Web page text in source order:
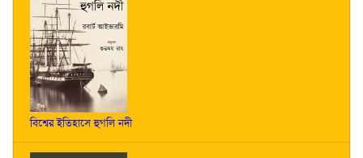
বিশ্বের ইতিহাসে হুগলি নদী